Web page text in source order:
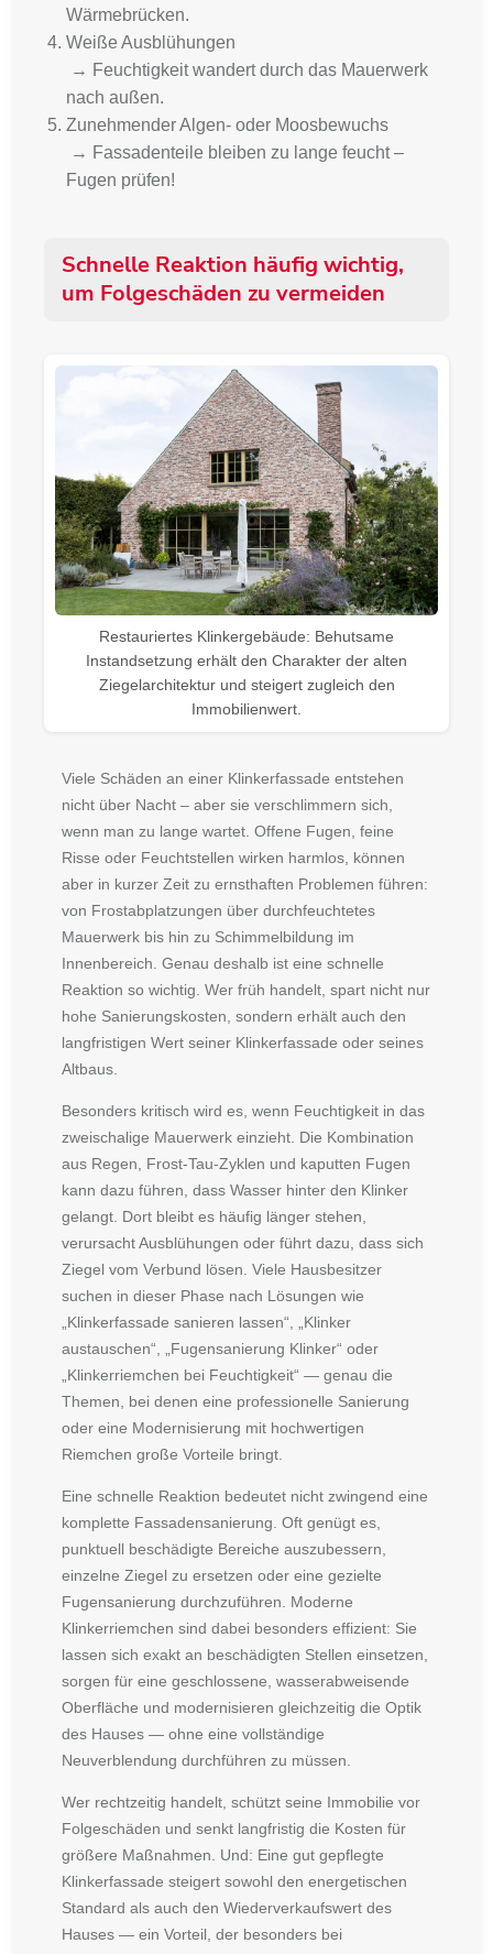
Wärmebrücken.
Weiße Ausblühungen
→ Feuchtigkeit wandert durch das Mauerwerk
nach außen.
Zunehmender Algen- oder Moosbewuchs
→ Fassadenteile bleiben zu lange feucht –
Fugen prüfen!
Schnelle Reaktion häufig wichtig,
um Folgeschäden zu vermeiden
Restauriertes Klinkergebäude: Behutsame
Instandsetzung erhält den Charakter der alten
Ziegelarchitektur und steigert zugleich den
Immobilienwert.
Viele Schäden an einer Klinkerfassade entstehen
nicht über Nacht – aber sie verschlimmern sich,
wenn man zu lange wartet. Offene Fugen, feine
Risse oder Feuchtstellen wirken harmlos, können
aber in kurzer Zeit zu ernsthaften Problemen führen:
von Frostabplatzungen über durchfeuchtetes
Mauerwerk bis hin zu Schimmelbildung im
Innenbereich. Genau deshalb ist eine schnelle
Reaktion so wichtig. Wer früh handelt, spart nicht nur
hohe Sanierungskosten, sondern erhält auch den
langfristigen Wert seiner Klinkerfassade oder seines
Altbaus.
Besonders kritisch wird es, wenn Feuchtigkeit in das
zweischalige Mauerwerk einzieht. Die Kombination
aus Regen, Frost-Tau-Zyklen und kaputten Fugen
kann dazu führen, dass Wasser hinter den Klinker
gelangt. Dort bleibt es häufig länger stehen,
verursacht Ausblühungen oder führt dazu, dass sich
Ziegel vom Verbund lösen. Viele Hausbesitzer
suchen in dieser Phase nach Lösungen wie
„Klinkerfassade sanieren lassen“, „Klinker
austauschen“, „Fugensanierung Klinker“ oder
„Klinkerriemchen bei Feuchtigkeit“ — genau die
Themen, bei denen eine professionelle Sanierung
oder eine Modernisierung mit hochwertigen
Riemchen große Vorteile bringt.
Eine schnelle Reaktion bedeutet nicht zwingend eine
komplette Fassadensanierung. Oft genügt es,
punktuell beschädigte Bereiche auszubessern,
einzelne Ziegel zu ersetzen oder eine gezielte
Fugensanierung durchzuführen. Moderne
Klinkerriemchen sind dabei besonders effizient: Sie
lassen sich exakt an beschädigten Stellen einsetzen,
sorgen für eine geschlossene, wasserabweisende
Oberfläche und modernisieren gleichzeitig die Optik
des Hauses — ohne eine vollständige
Neuverblendung durchführen zu müssen.
Wer rechtzeitig handelt, schützt seine Immobilie vor
Folgeschäden und senkt langfristig die Kosten für
größere Maßnahmen. Und: Eine gut gepflegte
Klinkerfassade steigert sowohl den energetischen
Standard als auch den Wiederverkaufswert des
Hauses — ein Vorteil, der besonders bei